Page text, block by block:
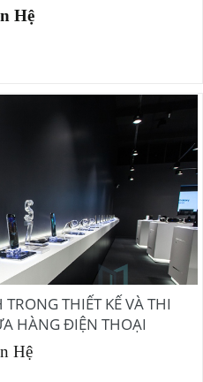
Hệ
THIẾT KẾ VÀ THI
HÀNG ĐIỆN THOẠI
Hệ